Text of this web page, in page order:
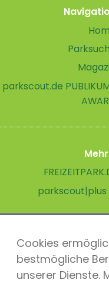
Cookies
bestmögliche
unserer Dienste.
parkscout.de